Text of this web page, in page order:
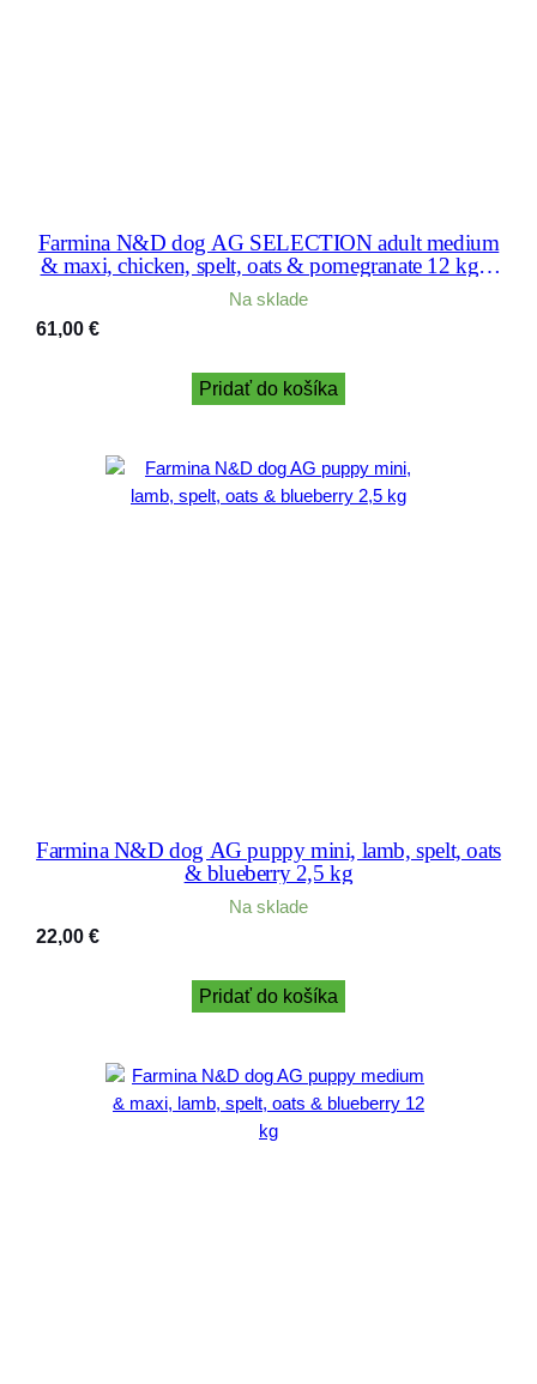
Farmina N&D dog AG SELECTION adult medium
& maxi, chicken, spelt, oats & pomegranate 12 kg +
3 kg
Na sklade
61,00 €
Pridať do košíka
Farmina N&D dog AG puppy mini, lamb, spelt, oats
& blueberry 2,5 kg
Na sklade
22,00 €
Pridať do košíka